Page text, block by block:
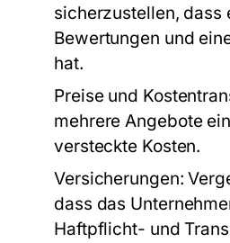
sicherzustellen, dass
Bewertungen und
hat.
Preise und
mehrere Angebote
versteckte Kosten.
Versicherungen:
dass das
Haftpflicht- und